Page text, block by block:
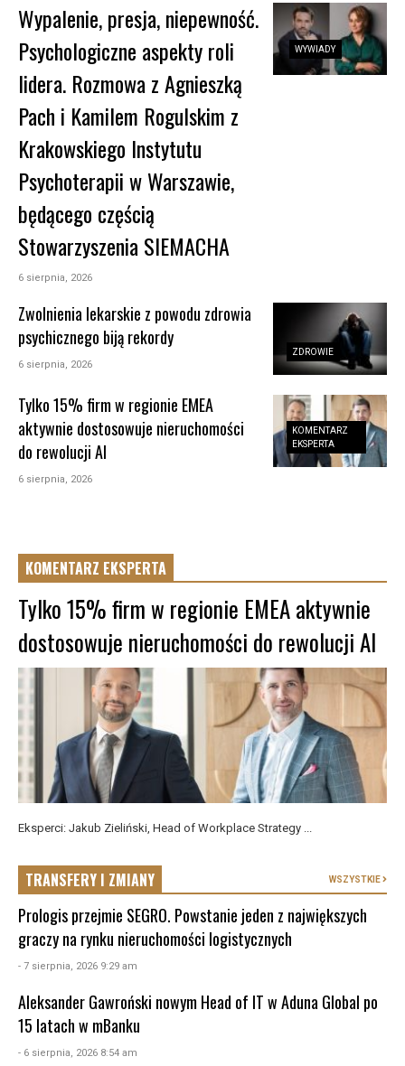
WYWIADY
Wypalenie, presja, niepewność.
Psychologiczne aspekty roli
lidera. Rozmowa z Agnieszką
Pach i Kamilem Rogulskim z
Krakowskiego Instytutu
Psychoterapii w Warszawie,
będącego częścią
Stowarzyszenia SIEMACHA
6 sierpnia, 2026
ZDROWIE
Zwolnienia lekarskie z powodu zdrowia
psychicznego biją rekordy
6 sierpnia, 2026
KOMENTARZ
EKSPERTA
Tylko 15% firm w regionie EMEA
aktywnie dostosowuje nieruchomości
do rewolucji AI
6 sierpnia, 2026
KOMENTARZ EKSPERTA
Tylko 15% firm w regionie EMEA aktywnie
dostosowuje nieruchomości do rewolucji AI
Eksperci: Jakub Zieliński, Head of Workplace Strategy ...
TRANSFERY I ZMIANY WSZYSTKIE
Prologis przejmie SEGRO. Powstanie jeden z największych
graczy na rynku nieruchomości logistycznych
- 7 sierpnia, 2026 9:29 am
Aleksander Gawroński nowym Head of IT w Aduna Global po
15 latach w mBanku
- 6 sierpnia, 2026 8:54 am